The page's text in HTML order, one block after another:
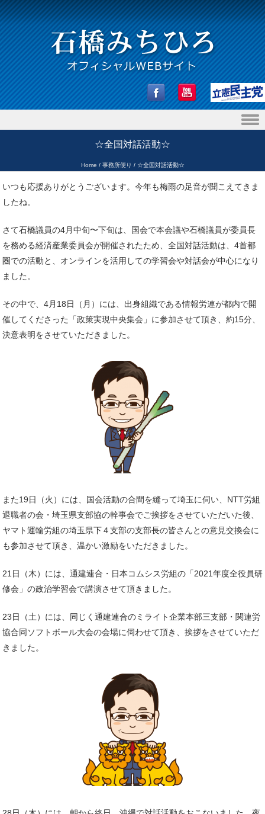
☆全国対話活動☆
Home /事務所便り / ☆全国対話活動☆
いつも応援ありがとうございます。今年も梅雨の足音が聞こえてきま
したね。
さて石橋議員の4月中旬〜下旬は、国会で本会議や石橋議員が委員長
を務める経済産業委員会が開催されたため、全国対話活動は、4首都
圏での活動と、オンラインを活用しての学習会や対話会が中心になり
ました。
その中で、4月18日（月）には、出身組織である情報労連が都内で開
催してくださった「政策実現中央集会」に参加させて頂き、約15分、
決意表明をさせていただきました。
また19日（火）には、国会活動の合間を縫って埼玉に伺い、NTT労組
退職者の会・埼玉県支部協の幹事会でご挨拶をさせていただいた後、
ヤマト運輸労組の埼玉県下４支部の支部長の皆さんとの意見交換会に
も参加させて頂き、温かい激励をいただきました。
21日（木）には、通建連合・日本コムシス労組の「2021年度全役員研
修会」の政治学習会で講演させて頂きました。
23日（土）には、同じく通建連合のミライト企業本部三支部・関連労
協合同ソフトボール大会の会場に伺わせて頂き、挨拶をさせていただ
きました。